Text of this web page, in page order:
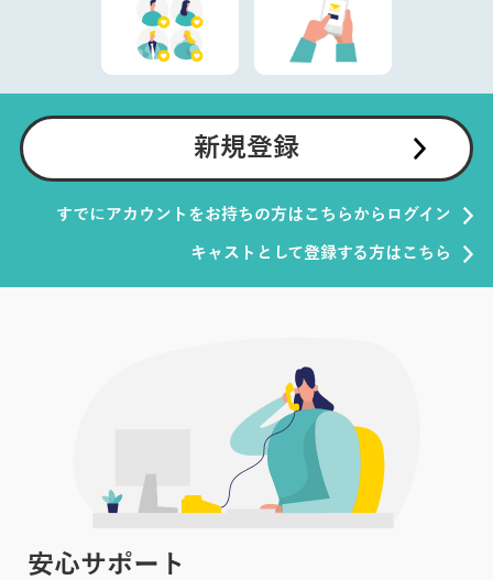
新規登録
すでにアカウントをお持ちの方はこちらからログイン
キャストとして登録する方はこちら
安心サポート